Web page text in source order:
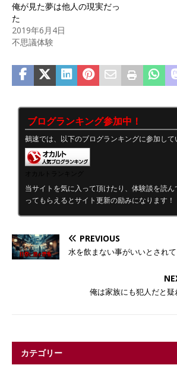
俺が見た夢は他人の現実だっ
た
2019年6月4日
不思議体験
ブログランキング参加中！
鵺速では、以下のブログランキングに参加して
当サイトを気に入って頂けたり、体験談を読
ってもらえるとサイト更新の励みになります！
PREVIOUS
水を飲まない事がいいとされ
俺は家族にも犯人だと疑
カテゴリー